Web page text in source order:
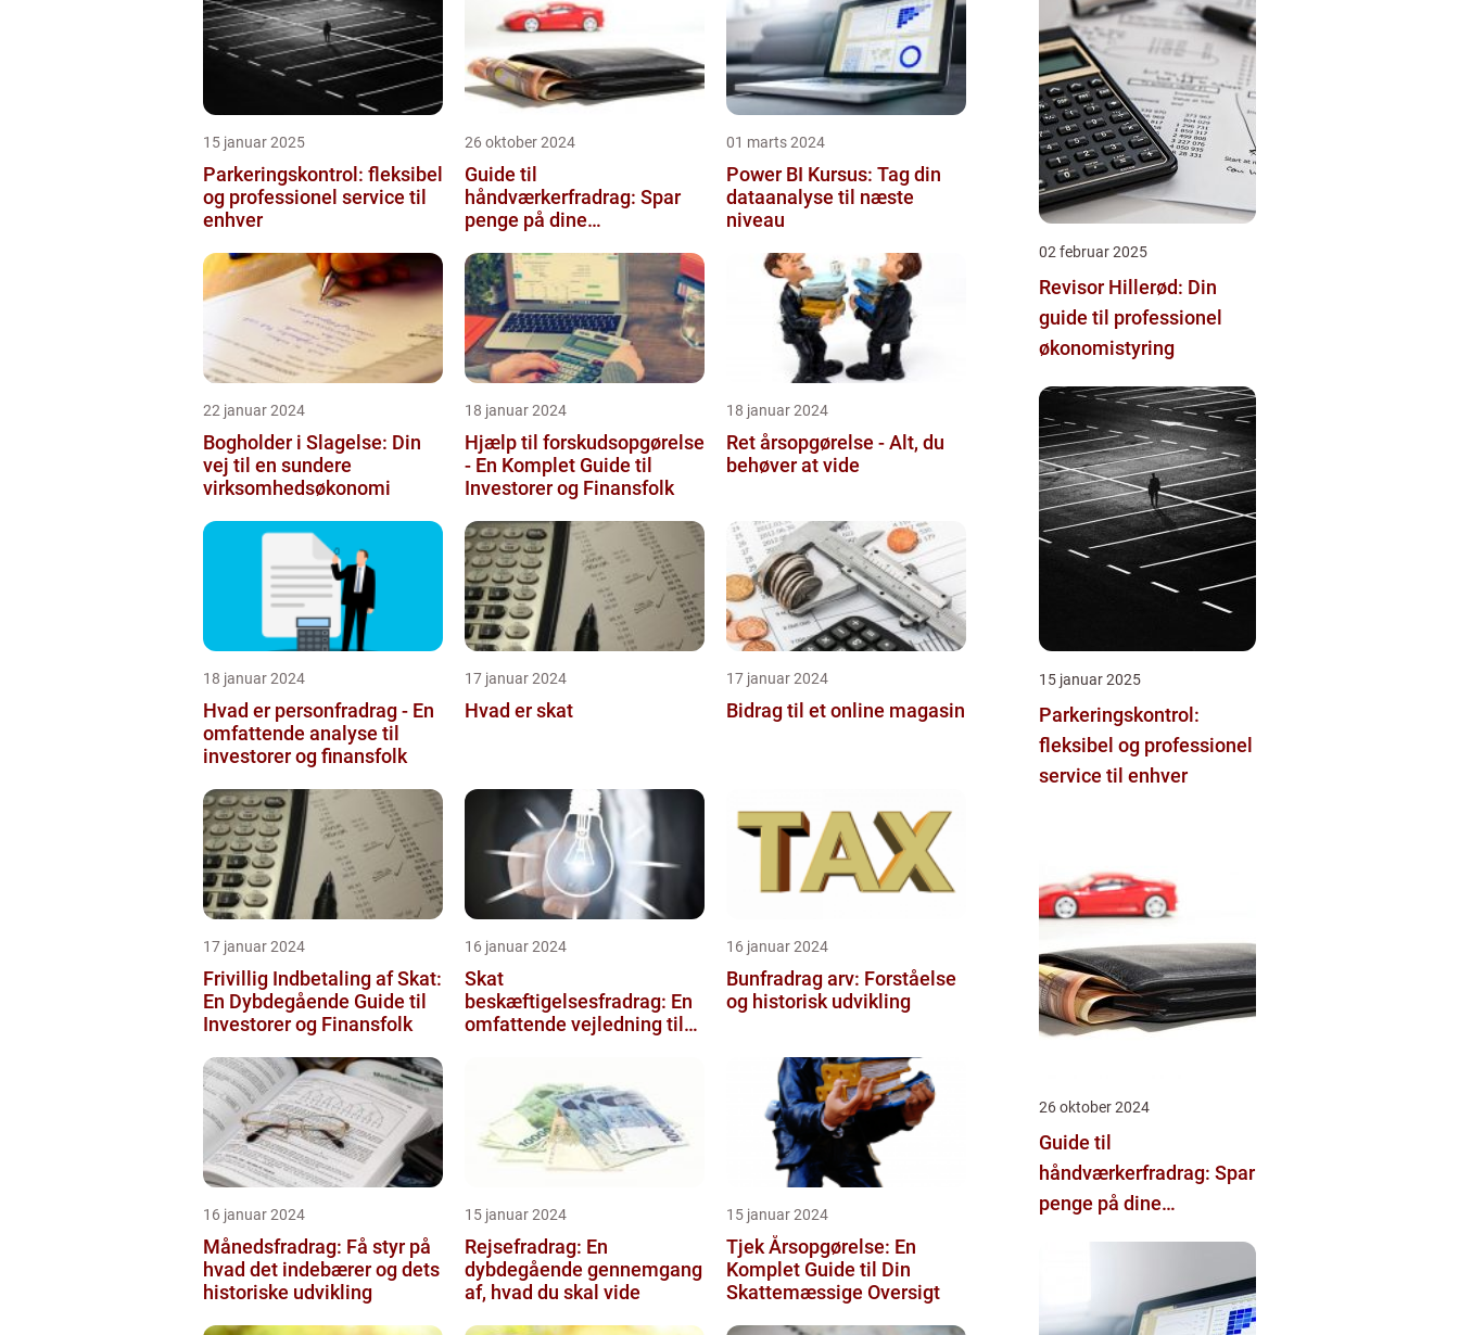
15 januar 2025
Parkeringskontrol: fleksibel
og professionel service til
enhver
26 oktober 2024
Guide til
håndværkerfradrag: Spar
penge på dine
01 marts 2024
Power BI Kursus: Tag din
dataanalyse til næste
niveau
22 januar 2024
Bogholder i Slagelse: Din
vej til en sundere
virksomhedsøkonomi
18 januar 2024
Hjælp til forskudsopgørelse
- En Komplet Guide til
Investorer og Finansfolk
18 januar 2024
Ret årsopgørelse - Alt, du
behøver at vide
18 januar 2024
Hvad er personfradrag - En
omfattende analyse til
investorer og finansfolk
17 januar 2024
Hvad er skat
17 januar 2024
Bidrag til et online magasin
17 januar 2024
Frivillig Indbetaling af Skat:
En Dybdegående Guide til
Investorer og Finansfolk
16 januar 2024
Skat
beskæftigelsesfradrag: En
omfattende vejledning til
16 januar 2024
Bunfradrag arv: Forståelse
og historisk udvikling
16 januar 2024
Månedsfradrag: Få styr på
hvad det indebærer og dets
historiske udvikling
15 januar 2024
Rejsefradrag: En
dybdegående gennemgang
af, hvad du skal vide
15 januar 2024
Tjek Årsopgørelse: En
Komplet Guide til Din
Skattemæssige Oversigt
02 februar 2025
Revisor Hillerød: Din
guide til professionel
økonomistyring
15 januar 2025
Parkeringskontrol:
fleksibel og professionel
service til enhver
26 oktober 2024
Guide til
håndværkerfradrag: Spar
penge på dine